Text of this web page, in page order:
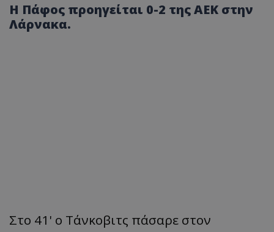
Η Πάφος προηγείται 0-2 της ΑΕΚ στην
Λάρνακα.
Στο 41' ο Τάνκοβιτς πάσαρε στον